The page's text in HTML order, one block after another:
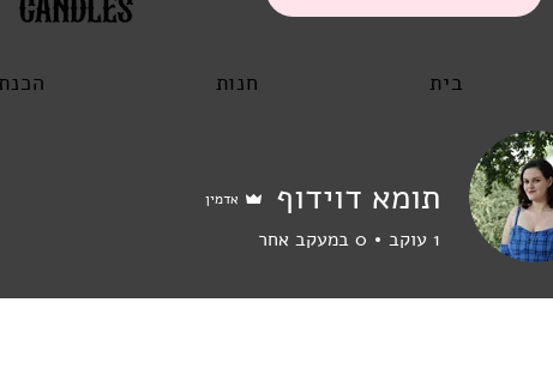
בית חנות
תומא דוידוף אדמין
1 עוקב 0 במעקב אחר